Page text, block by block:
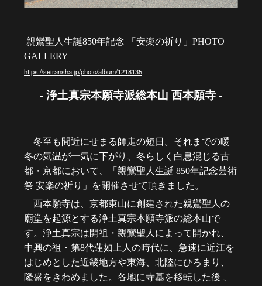
親鸞聖人生誕850年記念 「安楽の祈り」 PHOTO
GALLERY
https://seiransha.jp/photo/album/1218135
- 浄土真宗本願寺派総本山 西本願寺 -
冬至も間近にせまる師走の短日。それまでの暖
冬の気温が一気に下がり、冬らしく白息混じる古
都・京都において、「親鸞聖人生誕 850年記念芸術
祭 安楽の祈り」を開催させて頂きました。
西本願寺は、京都東山に創建された親鸞聖人の
廟堂を起源とする浄土真宗本願寺派の総本山で
す。浄土真宗は開祖・親鸞聖人によって開かれ、
中興の祖・第8代蓮如上人の時代に、急速に近江を
はじめとした近畿地方や東海、北陸にひろまり、
隆盛をきわめました。各地に寺基を移転した後 、